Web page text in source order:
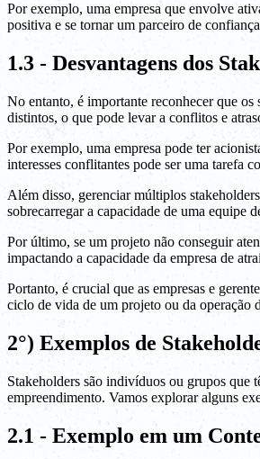
Por exemplo, uma empresa que envolve
positiva e se tornar um parceiro de
1.3 - Desvantagens dos
No entanto, é importante reconhecer que
distintos, o que pode levar a conflitos e
Por exemplo, uma empresa pode ter
interesses conflitantes pode ser uma tarefa
Além disso, gerenciar múltiplos
sobrecarregar a capacidade de uma equipe
Por último, se um projeto não conseguir
impactando a capacidade da empresa de
Portanto, é crucial que as empresas e
ciclo de vida de um projeto ou da operação
2°) Exemplos de
Stakeholders são indivíduos ou grupos que
empreendimento. Vamos explorar alguns
2.1 - Exemplo em um